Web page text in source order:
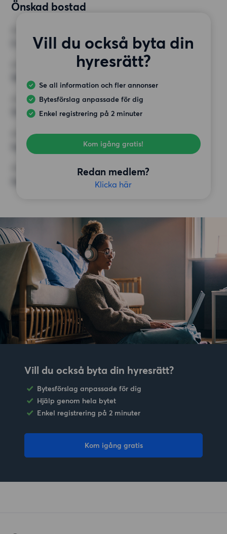
Önskad bostad
Vill du också byta din
hyresrätt?
Se all information och fler annonser
Bytesförslag anpassade för dig
Enkel registrering på 2 minuter
Kom igång gratis!
Redan medlem?
Klicka här
MINST ANTAL KVADRATMETER
HÖGSTA HYRA
15 000 kr
Inga speciella krav
ÖVRIGA PREFERENSER
Inga speciella preferenser
Vill du också byta din hyresrätt?
Bytesförslag anpassade för dig
Hjälp genom hela bytet
Enkel registrering på 2 minuter
Kom igång gratis